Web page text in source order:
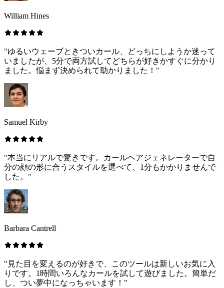
William Hines
"ゆるいウェーブときついカール、どっちにしようか迷って
いましたが、5分で両方試してどちらが好きかすぐに分かり
ました。悩まず決められて助かりました！"
Samuel Kirby
"本当にリアルで驚きです。カールヘアジェネレーターで自
分の顔の形に合うスタイルを選べて、1分もかかりませんで
した。"
Barbara Cantrell
"見た目を変えるのが好きで、このツールは新しいお気に入
りです。1時間いろんなカールを試して遊びました。簡単だ
し、つい夢中になっちゃいます！"